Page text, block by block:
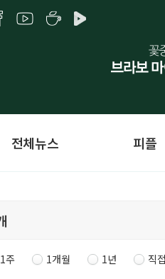
전체뉴스 피플
1주 1개월 1년 직